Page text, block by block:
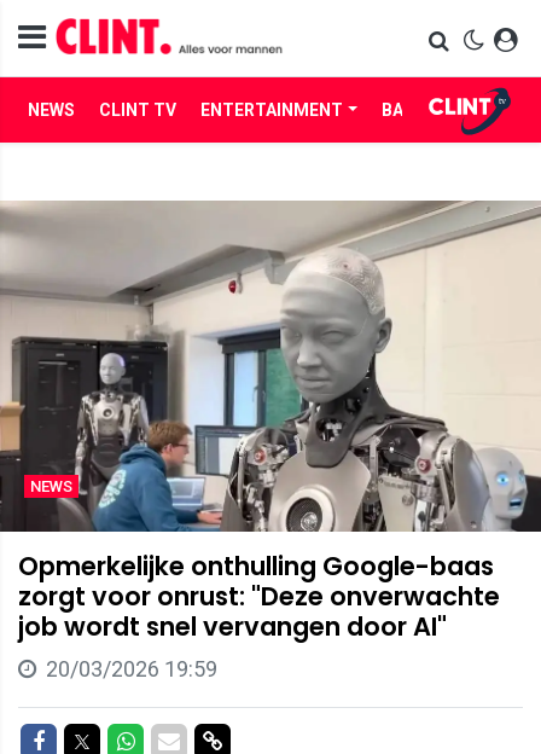
NEWS CLINT TV ENTERTAINMENT BABES LIFE
NEWS
Opmerkelijke onthulling Google-baas
zorgt voor onrust: "Deze onverwachte
job wordt snel vervangen door AI"
20/03/2026 19:59
Delen op Facebook
Delen op Twitter
Delen op Whatsapp
Delen via Mail
Delen via link